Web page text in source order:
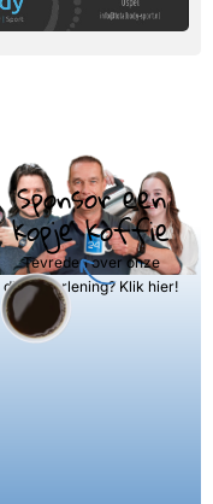
Sponsor een
kopje koffie
Tevreden over onze
dienstverlening? Klik hier!